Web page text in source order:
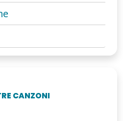
CANZONI